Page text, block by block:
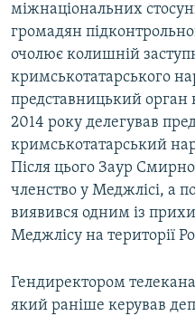
міжнаціональних
громадян
очолює колишній
кримськотатарського
представницький орган
2014 року делегував
кримськотатарський
Після цього Заур
членство у Меджлісі, а
виявився одним із
Меджлісу на території
Гендиректором
який раніше керував